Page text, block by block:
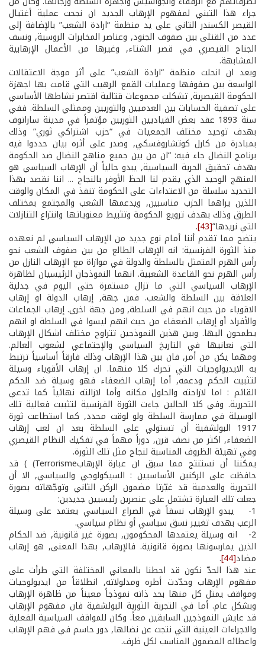
جراء هذا التبني لمفهوم الإرهاب الجديد ان نجحت عملية أغتيال
القيصر الكسندر الثاني على يد منظمة “ارادة الشعب” بالإضافة إلى
عدد من القتلى بين صفوف الجنود, وعناصر المخابرات الروسية, ونسف
الجناح القيصري في قصر الشتاء, وغيرها من الأعمال الإرهابية
المشابهة.
وبعد ان انحلت منظمة “ارادة الشعب” على أثر موجة الاعتقالات
الواسعة بين صفوفها وعمليات القمع الرهيب التي قامت بها اجهزة
الحكومة القيصرية, تشكلت مجموعات قتالية اقتصر نشاطها الأساسي
على تصفية الحسابات بين العدميين والثوريين وممثلي السلطة. ففي
سنة 1893 عقد بعض القياديين الثوريين مؤتمراً في مدينة ساراتوف
بهدف توحيد مختلف الجمعيات في “حزب اشتراكي ثوري” وذلك
بمبادرة من كارل كوتشاروفسكي, وصدر على أثره بيان حددوا فيه
برنامج النضال جاء فيه: “ان من بين جميع مناهج النضال ضد الحكومة
بهدف تحقيق الحرية السياسية, يبدو حالياً أن الإرهاب السياسي هو
المنهج الوحيد الذي يقدم لنا الحظ الأوفر بالنجاح ... اننا نقصد بهذا
التحديد سلسلة من الاعتداءات على الحكومة تنفذ في المكان والوقت
اللذين يراهما الحزب مناسبين, ويدعمها الشعب والمجتمع بمختلف
الطرق وذلك بهدف ترويع الحكومة وتثبيط معنوياتها وانتزاع التنازلات
التي نريدها”[43]
.
يتضح مما تقدم أننا أمام نوع جديد من الإرهاب السياسي لم نعهده
منذ الثورة الفرنسية: انه الإرهاب الطالع من بين صفوف الشعب نحو
رأس الهرم المتمثل بالسلطة والدولة في موازاة مع الإرهاب النازل من
رأس الهرم نحو القاعدة الشعبية. انهما النموذجان الرئيسيان لظاهرة
الإرهاب السياسي التي ما تزال مستمرة حتى اليوم في جدلية
العلاقة بين السلطة والشعب. فمن جهة, إرهاب الدولة او إرهاب
الاقوياء من حيث انهم في السلطة, ومن جهة اخرى. إرهاب الجماعات
والأفراد أو إرهاب الضعفاء من حيث انهم ليسوا في السلطة او انهم
يطمحون اليها. وبين هذين النموذجين تتراوح مختلف اشكال الإرهاب
التي نعانيها في التاريخ السياسي والإجتماعي لشعوب العالم.
ومهما يكن من أمر, فان بين هذا الإرهاب وذلك فارقاً أساسياً ترتبط
به الايديولوجيات التي تحرك كلا منهما. ان إرهاب الأقوياء وسيلة
لتثبيت الحكم ودعمه, أما إرهاب الضعفاء فهو وسيلة ضد الحكم
القائم : اما لازاحته والحلول مكانه وأما لازالته نهائياً كما تدعي
التحررية. وفي كلا الحالين جاءت الثورة الفرنسية لتثبيت فعالية تلك
الوسيلة في ممارسة السلطة ولو لوقت محدد, كما استطاعت ثورة
1917 البولشفية أن تستولي على السلطة بعد ان لعب إرهاب
الضعفاء, اكثر من نصف قرن, دوراً مهماً في تفكيك النظام القيصري
وفي تهيئة الظروف المناسبة لنجاح مثل تلك الثورة.
يمكننا أن نستنتج مما سبق ان عبارة الإرهابTerrorisme) ) قد
حافظت على الركنين الأساسيين : السيكولوجي والسياسي, الا أن
التحررية والعدمية قد غيّرتا مضمون الركن الثاني وتوجّهاته بصورة
جعلت تلك العبارة تشتمل على عنصرين رئيسيين جديدين:
1- ­ يبدو الإرهاب نسقاً في الصراع السياسي يعتمد على وسيلة
الرعب بهدف تغيير نسق سياسي أو نظام سياسي.
2- ­ انه وسيلة يعتمدها المحكومون, بصورة غير قانونية, ضد الحكام
الذين يمارسونها بصورة قانونية. فالإرهاب, بهذا المعنى, هو إرهاب
مضاد[44]
.
عند هذا الحدّ نكون قد احطنا بالمعاني المختلفة التي طرأت على
مفهوم الإرهاب وحدّدت أطره ومدلولاته, انطلاقاً من ايديولوجيات
ومواقف يمثل كل منها بحد ذاته نموذجاً معيناً من ظاهرة الإرهاب
وبشكل عام. أما في التجربة الثورية البولشفية فان مفهوم الإرهاب
قد عايش النموذجين السابقين معاً. وكان للمواقف السياسية الفعلية
والاجراءات العينية التي نتجت عن نضالها, دور حاسم في فهم الإرهاب
واعطائه المضمون المناسب لكل ظرف.